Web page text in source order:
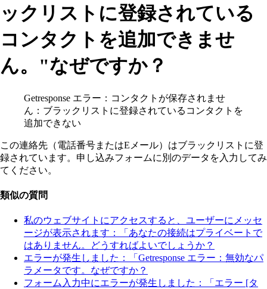
ックリストに登録されている
コンタクトを追加できませ
ん。"なぜですか？
Getresponse エラー：コンタクトが保存されませ
ん：ブラックリストに登録されているコンタクトを
追加できない
この連絡先（電話番号またはEメール）はブラックリストに登
録されています。申し込みフォームに別のデータを入力してみ
てください。
類似の質問
私のウェブサイトにアクセスすると、ユーザーにメッセ
ージが表示されます：「あなたの接続はプライベートで
はありません。どうすればよいでしょうか？
エラーが発生しました：「Getresponse エラー：無効なパ
ラメータです。なぜですか？
フォーム入力中にエラーが発生しました：「エラー [タ